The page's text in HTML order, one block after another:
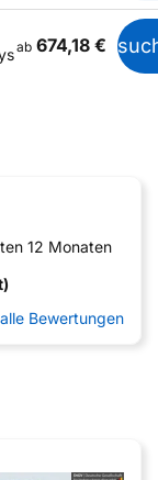
ab 674,18 €
12 Monaten
alle Bewertungen